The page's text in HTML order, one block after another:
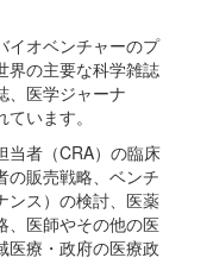
イオベンチャーのプ
界の主要な科学雑誌
、医学ジャーナ
います。
当者（CRA）の臨床
の販売戦略、ベンチ
ンス）の検討、医薬
、医師やその他の医
医療・政府の医療政